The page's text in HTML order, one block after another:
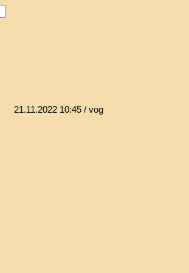
21.11.2022 10:45/ vog